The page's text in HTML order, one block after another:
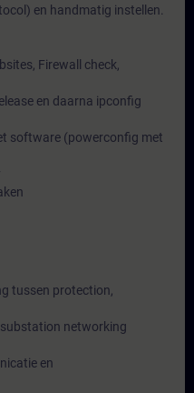
en handmatig instellen.
Firewall check,
en daarna ipconfig
software (powerconfig met
tussen protection,
networking
en